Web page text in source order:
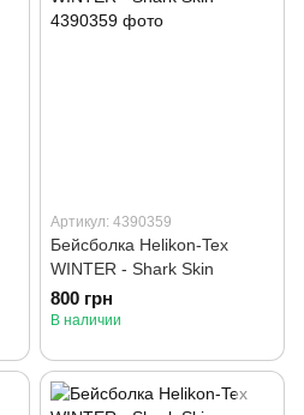
Артикул: 4390359
Бейсболка Helikon-Tex
WINTER - Shark Skin
800 грн
В наличии